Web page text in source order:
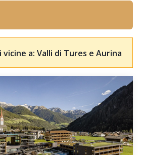
vicine a: Valli di Tures e Aurina